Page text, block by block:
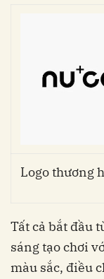
Logo thương
Tất cả bắt đầu
sáng tạo chơi
màu sắc, điều